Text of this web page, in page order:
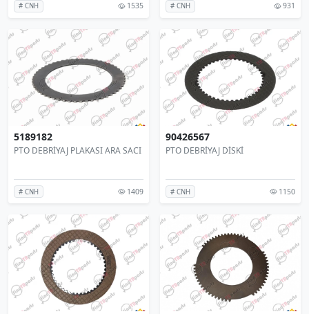
# CNH 1535 # CNH 931
5189182
PTO DEBRİYAJ PLAKASI ARA SACI
# CNH 1409
90426567
PTO DEBRİYAJ DİSKİ
# CNH 1150